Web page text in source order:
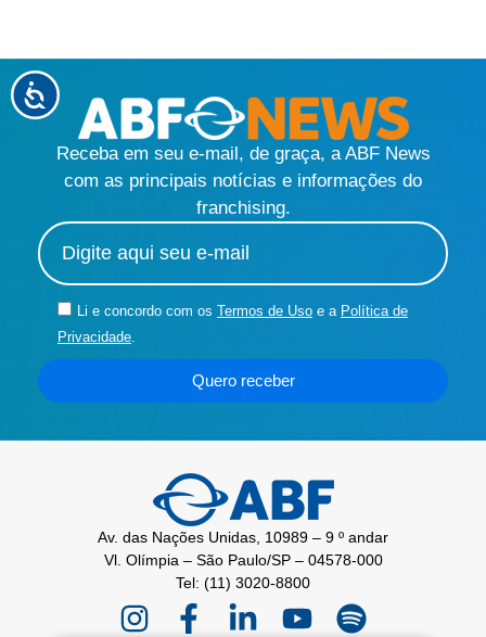
Receba em seu e-mail, de graça, a ABF News
com as principais notícias e informações do
franchising.
Li e concordo com os Termos de Uso e a Política de
Privacidade
Quero receber
Av. das Nações Unidas, 10989 – 9 º andar
Vl. Olímpia – São Paulo/SP – 04578-000
Tel: (11) 3020-8800